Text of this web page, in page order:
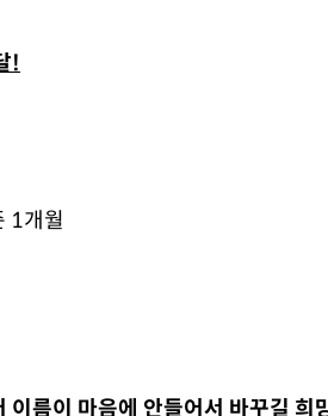
!
1개월
이름이 마음에 안들어서 바꾸길 희